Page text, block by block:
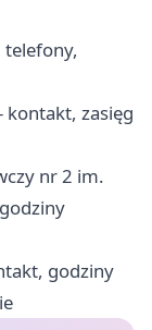
telefony,
kontakt, zasięg
nr 2 im.
godziny